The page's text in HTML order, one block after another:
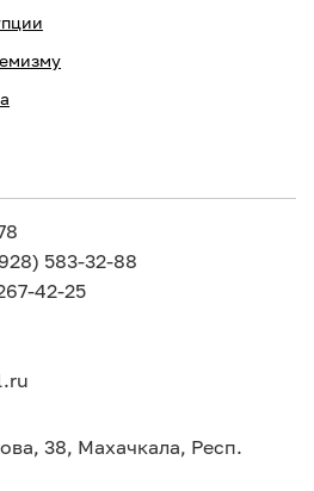
583-32-88
42-25
38, Махачкала, Респ.